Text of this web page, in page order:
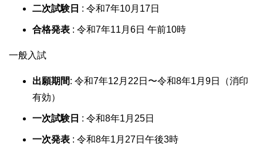
二次試験日 : 令和7年10月17日
合格発表 : 令和7年11月6日 午前10時
一般入試
出願期間: 令和7年12月22日〜令和8年1月9日（消印
有効）
一次試験日 : 令和8年1月25日
一次発表 : 令和8年1月27日午後3時